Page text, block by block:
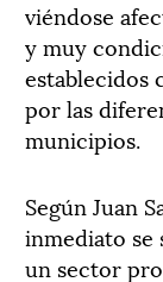
viéndose
y muy
establecidos
por las
municipios.
Según Juan
inmediato se
un sector